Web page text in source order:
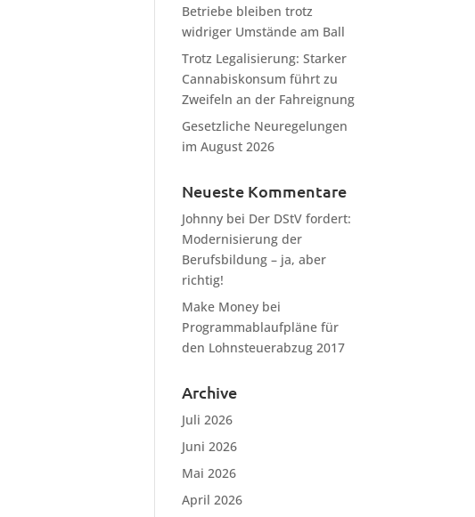
Betriebe bleiben trotz
widriger Umstände am Ball
Trotz Legalisierung: Starker
Cannabiskonsum führt zu
Zweifeln an der Fahreignung
Gesetzliche Neuregelungen
im August 2026
Neueste Kommentare
Johnny bei Der DStV fordert:
Modernisierung der
Berufsbildung – ja, aber
richtig!
Make Money bei
Programmablaufpläne für
den Lohnsteuerabzug 2017
Archive
Juli 2026
Juni 2026
Mai 2026
April 2026